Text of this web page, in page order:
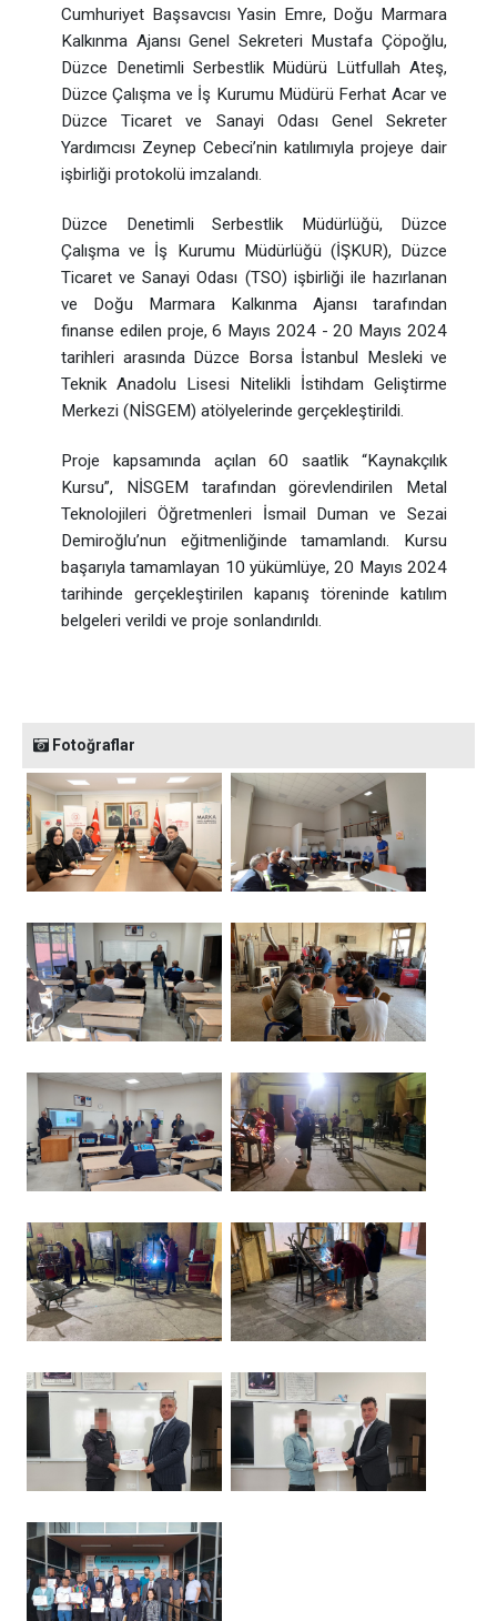
Cumhuriyet Başsavcısı Yasin Emre, Doğu Marmara
Kalkınma Ajansı Genel Sekreteri Mustafa Çöpoğlu,
Düzce Denetimli Serbestlik Müdürü Lütfullah Ateş,
Düzce Çalışma ve İş Kurumu Müdürü Ferhat Acar ve
Düzce Ticaret ve Sanayi Odası Genel Sekreter
Yardımcısı Zeynep Cebeci’nin katılımıyla projeye dair
işbirliği protokolü imzalandı.
Düzce Denetimli Serbestlik Müdürlüğü, Düzce
Çalışma ve İş Kurumu Müdürlüğü (İŞKUR), Düzce
Ticaret ve Sanayi Odası (TSO) işbirliği ile hazırlanan
ve Doğu Marmara Kalkınma Ajansı tarafından
finanse edilen proje, 6 Mayıs 2024 - 20 Mayıs 2024
tarihleri arasında Düzce Borsa İstanbul Mesleki ve
Teknik Anadolu Lisesi Nitelikli İstihdam Geliştirme
Merkezi (NİSGEM) atölyelerinde gerçekleştirildi.
Proje kapsamında açılan 60 saatlik “Kaynakçılık
Kursu”, NİSGEM tarafından görevlendirilen Metal
Teknolojileri Öğretmenleri İsmail Duman ve Sezai
Demiroğlu’nun eğitmenliğinde tamamlandı. Kursu
başarıyla tamamlayan 10 yükümlüye, 20 Mayıs 2024
tarihinde gerçekleştirilen kapanış töreninde katılım
belgeleri verildi ve proje sonlandırıldı.
Fotoğraflar